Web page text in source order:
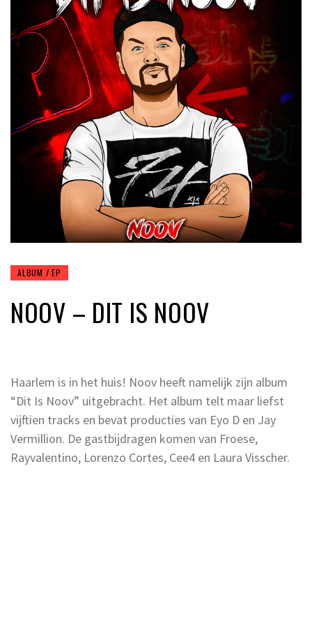
ALBUM / EP
NOOV – DIT IS NOOV
Haarlem is in het huis! Noov heeft namelijk zijn album
“Dit Is Noov” uitgebracht. Het album telt maar liefst
vijftien tracks en bevat producties van Eyo D en Jay
Vermillion. De gastbijdragen komen van Froese,
Rayvalentino, Lorenzo Cortes, Cee4 en Laura Visscher.